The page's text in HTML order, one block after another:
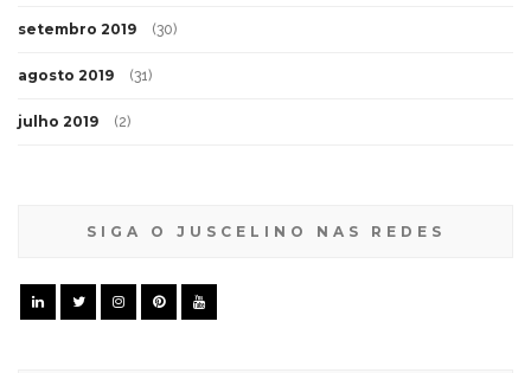
setembro 2019 (30)
agosto 2019 (31)
julho 2019 (2)
SIGA O JUSCELINO NAS REDES